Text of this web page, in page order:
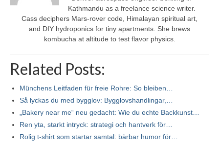
Kathmandu as a freelance science writer.
Cass deciphers Mars-rover code, Himalayan spiritual art,
and DIY hydroponics for tiny apartments. She brews
kombucha at altitude to test flavor physics.
Related Posts:
Münchens Leitfaden für freie Rohre: So bleiben…
Så lyckas du med bygglov: Bygglovshandlingar,…
„Bakery near me“ neu gedacht: Wie du echte Backkunst…
Ren yta, starkt intryck: strategi och hantverk för…
Rolig t-shirt som startar samtal: bärbar humor för…